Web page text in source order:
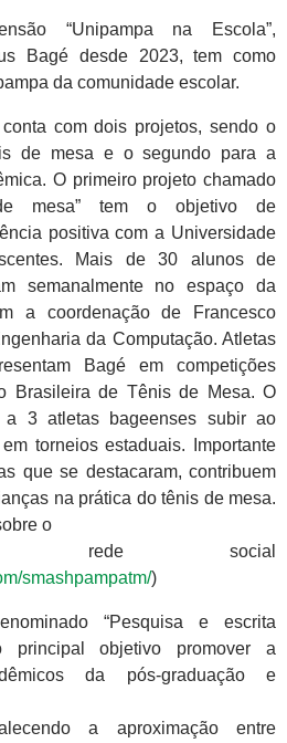
“Unipampa na Escola”,
Bagé desde 2023, tem como
da comunidade escolar.
com dois projetos, sendo o
de mesa e o segundo para a
O primeiro projeto chamado
de mesa” tem o objetivo de
positiva com a Universidade
Mais de 30 alunos de
semanalmente no espaço da
a coordenação de Francesco
da Computação. Atletas
Bagé em competições
Brasileira de Tênis de Mesa. O
a 3 atletas bageenses subir ao
torneios estaduais. Importante
que se destacaram, contribuem
na prática do tênis de mesa.
o
rede social
smashpampatm/)
“Pesquisa e escrita
principal objetivo promover a
da pós-graduação e
a aproximação entre